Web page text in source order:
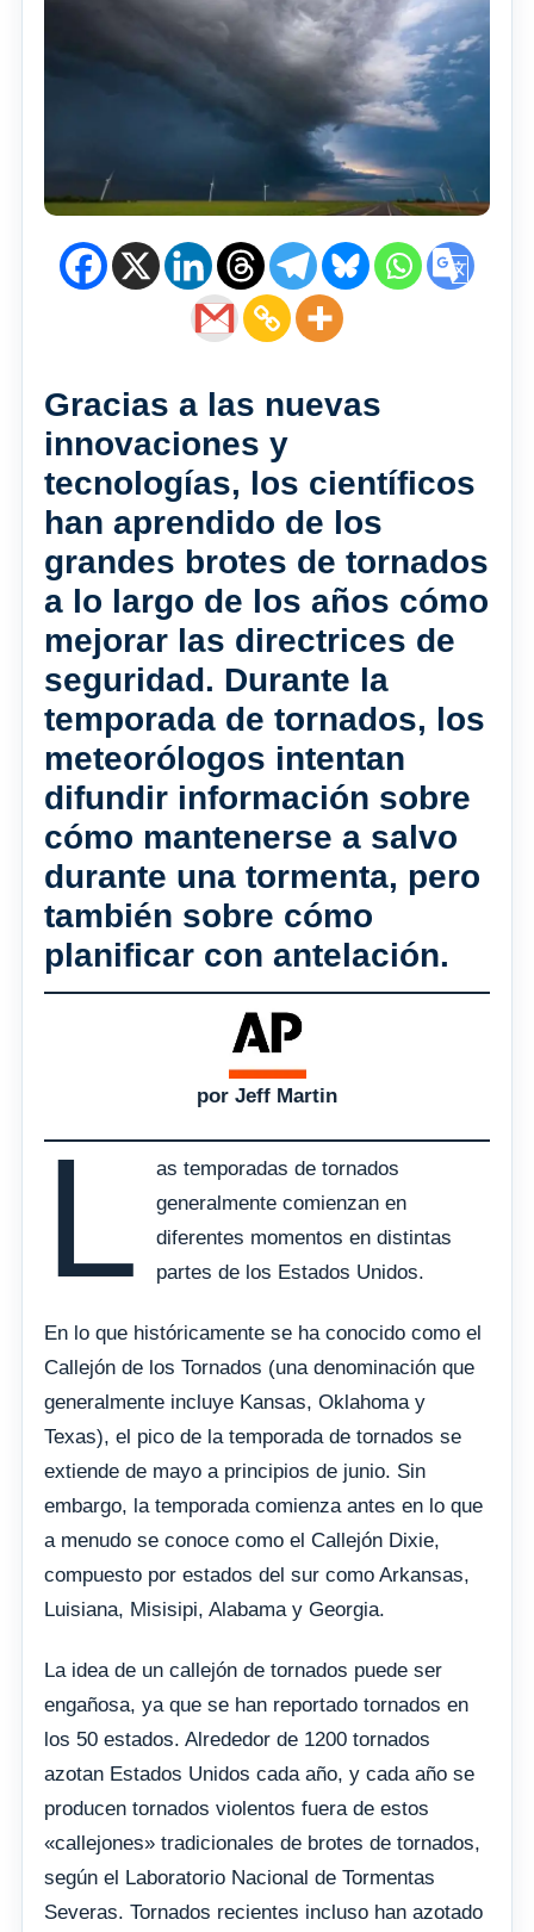
Gracias a las nuevas
innovaciones y
tecnologías, los científicos
han aprendido de los
grandes brotes de tornados
a lo largo de los años cómo
mejorar las directrices de
seguridad. Durante la
temporada de tornados, los
meteorólogos intentan
difundir información sobre
cómo mantenerse a salvo
durante una tormenta, pero
también sobre cómo
planificar con antelación.
por Jeff Martin
L
as temporadas de tornados
generalmente comienzan en
diferentes momentos en distintas
partes de los Estados Unidos.
En lo que históricamente se ha conocido como el
Callejón de los Tornados (una denominación que
generalmente incluye Kansas, Oklahoma y
Texas), el pico de la temporada de tornados se
extiende de mayo a principios de junio. Sin
embargo, la temporada comienza antes en lo que
a menudo se conoce como el Callejón Dixie,
compuesto por estados del sur como Arkansas,
Luisiana, Misisipi, Alabama y Georgia.
La idea de un callejón de tornados puede ser
engañosa, ya que se han reportado tornados en
los 50 estados. Alrededor de 1200 tornados
azotan Estados Unidos cada año, y cada año se
producen tornados violentos fuera de estos
«callejones» tradicionales de brotes de tornados,
según el Laboratorio Nacional de Tormentas
Severas. Tornados recientes incluso han azotado